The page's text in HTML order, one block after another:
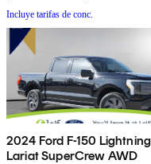
Incluye tarifas de conc.
2024 Ford F-150 Lightning
Lariat SuperCrew AWD